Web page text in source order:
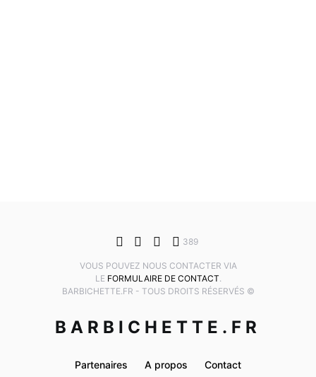
389
VOUS POUVEZ NOUS CONTACTER VIA
LE FORMULAIRE DE CONTACT.
BARBICHETTE.FR - TOUS DROITS RÉSERVÉS ©
BARBICHETTE.FR
Partenaires A propos Contact